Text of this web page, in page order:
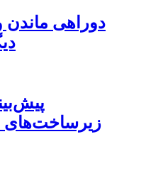
دوراهی ماندن
زیرساخت‌های